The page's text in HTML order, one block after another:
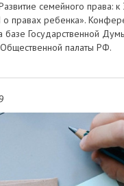
семейного права: к
правах ребенка».
базе Государственной
палаты РФ.